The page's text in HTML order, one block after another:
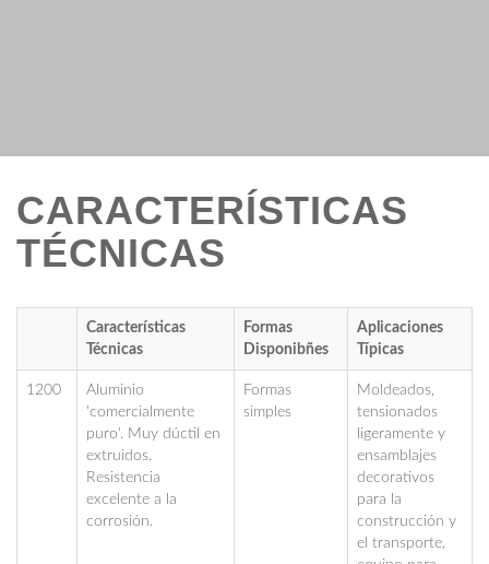
CARACTERÍSTICAS
TÉCNICAS
Características
Técnicas
Formas
Disponibñes
Aplicaciones
Típicas
1200
Aluminio
'comercialmente
puro'. Muy dúctil en
extruidos.
Resistencia
excelente a la
corrosión.
Formas
simples
Moldeados,
tensionados
ligeramente y
ensamblajes
decorativos
para la
construcción y
el transporte,